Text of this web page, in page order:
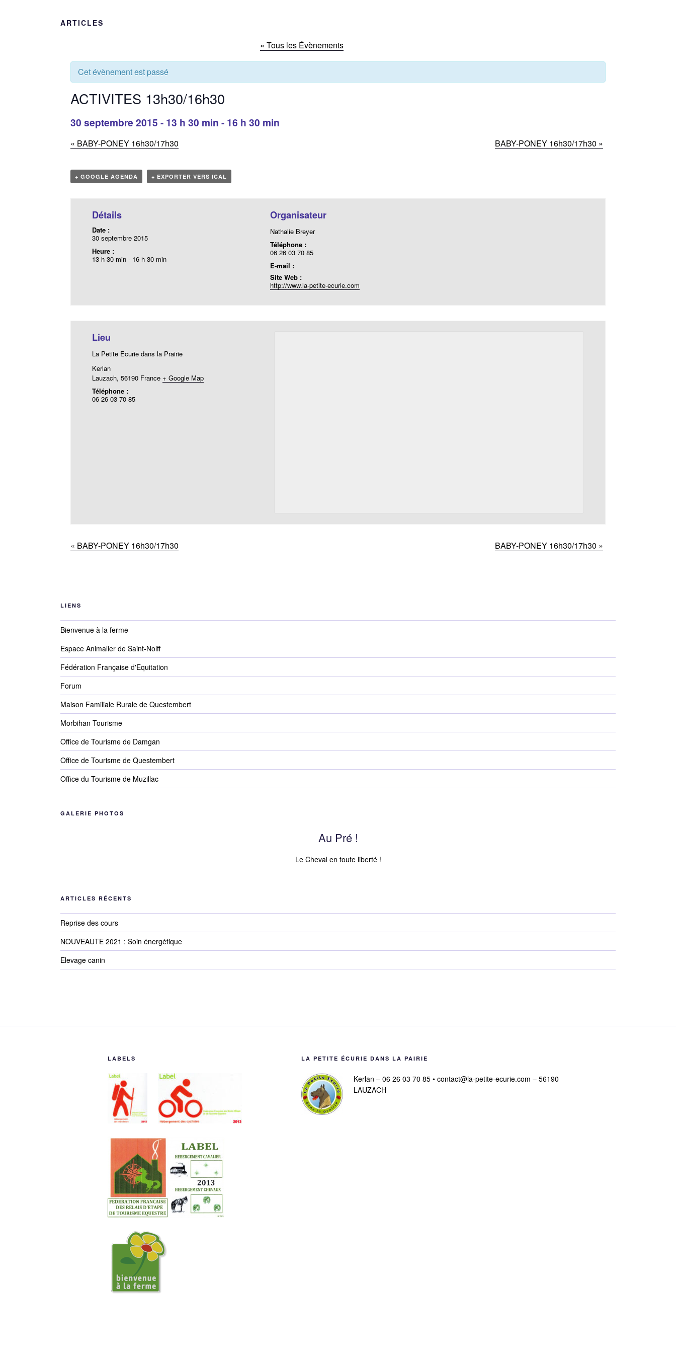
ARTICLES
« Tous les Évènements
Cet évènement est passé
ACTIVITES 13h30/16h30
30 septembre 2015 - 13 h 30 min - 16 h 30 min
« BABY-PONEY 16h30/17h30 BABY-PONEY 16h30/17h30 »
+ GOOGLE AGENDA + EXPORTER VERS ICAL
Détails
Date :
30 septembre 2015
Heure :
13 h 30 min - 16 h 30 min
Organisateur
Nathalie Breyer
Téléphone :
06 26 03 70 85
E-mail :
Site Web :
http://www.la-petite-ecurie.com
Lieu
La Petite Ecurie dans la Prairie
Kerlan
Lauzach, 56190 France + Google Map
Téléphone :
06 26 03 70 85
« BABY-PONEY 16h30/17h30 BABY-PONEY 16h30/17h30 »
LIENS
Bienvenue à la ferme
Espace Animalier de Saint-Nolff
Fédération Française d'Equitation
Forum
Maison Familiale Rurale de Questembert
Morbihan Tourisme
Office de Tourisme de Damgan
Office de Tourisme de Questembert
Office du Tourisme de Muzillac
GALERIE PHOTOS
Au Pré !
Le Cheval en toute liberté !
ARTICLES RÉCENTS
Reprise des cours
NOUVEAUTE 2021 : Soin énergétique
Elevage canin
LABELS LA PETITE ÉCURIE DANS LA PAIRIE
Kerlan – 06 26 03 70 85 • contact@la-petite-ecurie.com – 56190
LAUZACH